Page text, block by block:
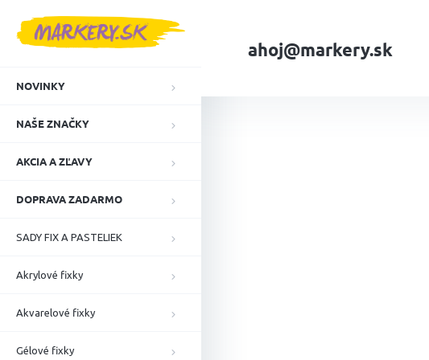
ahoj@markery.sk
NOVINKY
NAŠE ZNAČKY
AKCIA A ZĽAVY
DOPRAVA ZADARMO
SADY FIX A PASTELIEK
Akrylové fixky
Akvarelové fixky
Gélové fixky